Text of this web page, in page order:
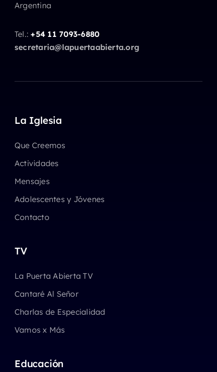
Argentina
Tel.:+54 11 7093-6880
secretaria@lapuertaabierta.org
La Iglesia
Que Creemos
Actividades
Mensajes
Adolescentes y Jóvenes
Contacto
TV
La Puerta Abierta TV
Cantaré Al Señor
Charlas de Especialidad
Vamos x Más
Educación